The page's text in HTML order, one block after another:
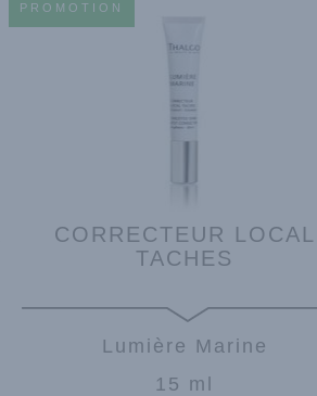
PROMOTION
CORRECTEUR LOCAL
TACHES
Lumière Marine
15 ml